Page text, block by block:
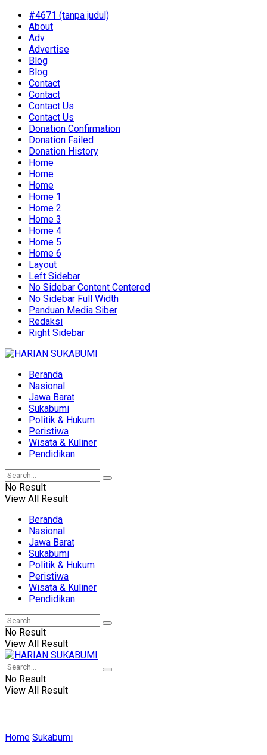
#4671 (tanpa judul)
About
Adv
Advertise
Blog
Blog
Contact
Contact
Contact Us
Contact Us
Donation Confirmation
Donation Failed
Donation History
Home
Home
Home
Home 1
Home 2
Home 3
Home 4
Home 5
Home 6
Layout
Left Sidebar
No Sidebar Content Centered
No Sidebar Full Width
Panduan Media Siber
Redaksi
Right Sidebar
Beranda
Nasional
Jawa Barat
Sukabumi
Politik & Hukum
Peristiwa
Wisata & Kuliner
Pendidikan
No Result
View All Result
Beranda
Nasional
Jawa Barat
Sukabumi
Politik & Hukum
Peristiwa
Wisata & Kuliner
Pendidikan
No Result
View All Result
No Result
View All Result
Home Sukabumi